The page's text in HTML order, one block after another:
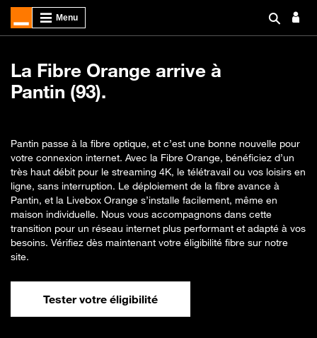
La Fibre Orange arrive à
Pantin (93).
Pantin passe à la fibre optique, et c’est une bonne nouvelle pour
votre connexion internet. Avec la Fibre Orange, bénéficiez d’un
très haut débit pour le streaming 4K, le télétravail ou vos loisirs en
ligne, sans interruption. Le déploiement de la fibre avance à
Pantin, et la Livebox Orange s’installe facilement, même en
maison individuelle. Nous vous accompagnons dans cette
transition pour un réseau internet plus performant et adapté à vos
besoins. Vérifiez dès maintenant votre éligibilité fibre sur notre
site.
Tester votre éligibilité